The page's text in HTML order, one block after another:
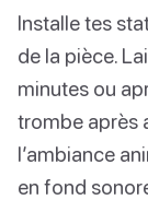
Installe tes
de la pièce.
minutes ou
trombe après
l’ambiance
en fond